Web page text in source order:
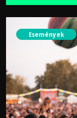
Események